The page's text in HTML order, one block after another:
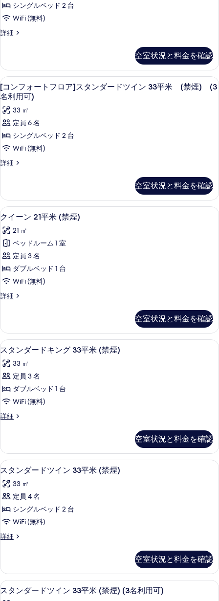
表
示
す
キ
ン
グ
米
(禁
煙)
の
す
べ
て
の
写
を
表
示
す
る
ダ
ー
ド
キ
平
米
(禁
煙)
の
詳
細
ト
フ
ロ
ス
タ
ン
ダ
ー
ド
ツ
イ
ン
米
(禁
煙)
の
す
べ
て
の
写
を
表
示
す
る
シングルベッド 2 台
WiFi (無料)
詳細
[コ
ー
ト
フ
ロ
ア]
ス
タ
ダ
ー
ツ
平
米
(禁
煙)
の
詳
細
空室状況と料金を確認
[コ
ン
フ
ォ
ー
ト
フ
ス
タ
ン
ダ
ー
ド
ツ
イ
ン
米
(禁
煙)
(3
名
利
可)
す
べ
て
の
写
真
を
表
る
WiFi (無料)、アラーム付き時計、ベッ
13
[コンフォートフロア]スタンダードツイン 33平米 (禁煙) (3
名利用可)
33 ㎡
定員 6 名
シングルベッド 2 台
WiFi (無料)
詳細
[コ
ー
ト
フ
ア]
ス
ン
ダ
ー
ド
ツ
平
米
(禁
煙)
(3
名
用
可)
詳
空室状況と料金を確認
ク
イ
ー
ン
21
平
米
(禁
の
す
べ
て
の
写
真
を
す
る
クイーン 21平米 (禁煙) | WiFi (無料)
9
クイーン 21平米 (禁煙)
21 ㎡
ベッドルーム 1 室
定員 3 名
ダブルベッド 1 台
WiFi (無料)
詳細
ク
21
平
米
煙)
の
細
空室状況と料金を確認
ス
タ
ン
ダ
ー
ド
キ
グ
33
平
米
(禁
煙)
の
す
の
写
真
スタンダードキング 33平米 (禁煙) |
9
スタンダードキング 33平米 (禁煙)
33 ㎡
定員 3 名
ダブルベッド 1 台
WiFi (無料)
詳細
ス
ー
ド
キ
グ
33
米
(禁
の
空室状況と料金を確認
ス
タ
ン
ダ
ー
ド
ツ
ン
33
平
WiFi (無料)、アラーム付き時計、ベッ
10
スタンダードツイン 33平米 (禁煙)
33 ㎡
定員 4 名
シングルベッド 2 台
WiFi (無料)
詳細
ス
ー
ド
ツ
空室状況と料金を確認
ス
タ
WiFi (無料)、アラーム付き時計、ベッ
9
スタンダードツイン 33平米 (禁煙) (3名利用可)